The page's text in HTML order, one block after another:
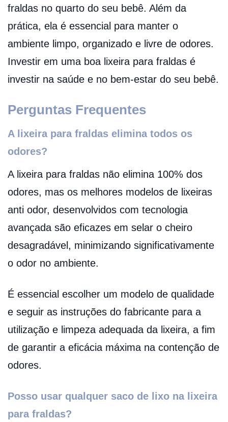
fraldas no quarto do seu bebê. Além da
prática, ela é essencial para manter o
ambiente limpo, organizado e livre de odores.
Investir em uma boa lixeira para fraldas é
investir na saúde e no bem-estar do seu bebê.
Perguntas Frequentes
A lixeira para fraldas elimina todos os
odores?
A lixeira para fraldas não elimina 100% dos
odores, mas os melhores modelos de lixeiras
anti odor, desenvolvidos com tecnologia
avançada são eficazes em selar o cheiro
desagradável, minimizando significativamente
o odor no ambiente.
É essencial escolher um modelo de qualidade
e seguir as instruções do fabricante para a
utilização e limpeza adequada da lixeira, a fim
de garantir a eficácia máxima na contenção de
odores.
Posso usar qualquer saco de lixo na lixeira
para fraldas?